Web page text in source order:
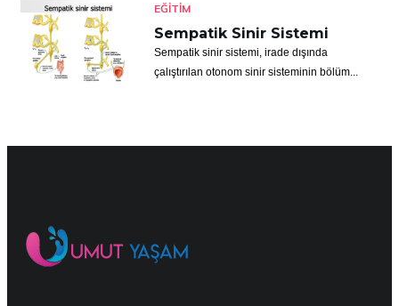
EĞITIM
Sempatik Sinir Sistemi
Sempatik sinir sistemi, irade dışında
çalıştırılan otonom sinir sisteminin bölüm...